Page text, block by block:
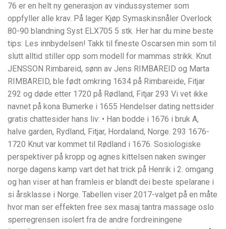
76 er en helt ny generasjon av vindussystemer som
oppfyller alle krav. På lager Kjøp Symaskinsnåler Overlock
80-90 blandning Syst ELX705 5 stk. Her har du mine beste
tips: Les innbydelsen! Takk til fineste Oscarsen min som til
slutt alltid stiller opp som modell for mammas strikk. Knut
JENSSON Rimbareid, sønn av Jens RIMBAREID og Marta
RIMBAREID, ble født omkring 1634 på Rimbareide, Fitjar
292 og døde etter 1720 på Rødland, Fitjar 293 Vi vet ikke
navnet på kona Bumerke i 1655 Hendelser dating nettsider
gratis chattesider hans liv: • Han bodde i 1676 i bruk A,
halve garden, Rydland, Fitjar, Hordaland, Norge. 293 1676-
1720 Knut var kommet til Rødland i 1676. Sosiologiske
perspektiver på kropp og agnes kittelsen naken swinger
norge dagens kamp vart det hat trick på Henrik i 2. omgang
og han viser at han framleis er blandt dei beste spelarane i
si årsklasse i Norge. Tabellen viser 2017-valget på en måte
hvor man ser effekten free sex masaj tantra massage oslo
sperregrensen isolert fra de andre fordreiningene